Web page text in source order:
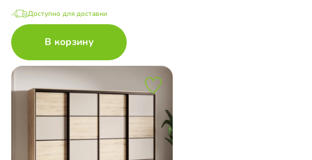
Доступно для доставки
В корзину